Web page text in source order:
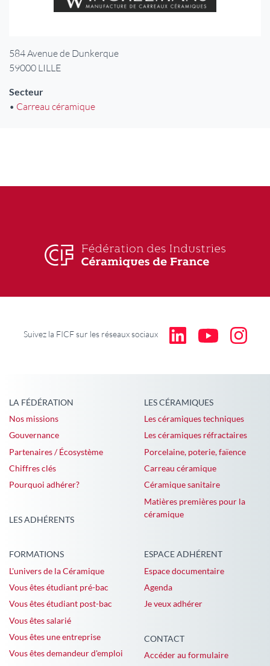
Adresse
584 Avenue de Dunkerque
59000 LILLE
Secteur
• Carreau céramique
Suivez la FICF sur les réseaux sociaux
LA FÉDÉRATION
Nos missions
Gouvernance
Partenaires / Écosystème
Chiffres clés
Pourquoi adhérer?
LES CÉRAMIQUES
Les céramiques techniques
Les céramiques réfractaires
Porcelaine, poterie, faïence
Carreau céramique
Céramique sanitaire
Matières premières pour la
céramique
LES ADHÉRENTS
FORMATIONS
L'univers de la Céramique
Vous êtes étudiant pré-bac
Vous êtes étudiant post-bac
Vous êtes salarié
Vous êtes une entreprise
Vous êtes demandeur d'emploi
ESPACE ADHÉRENT
Espace documentaire
Agenda
Je veux adhérer
CONTACT
Accéder au formulaire